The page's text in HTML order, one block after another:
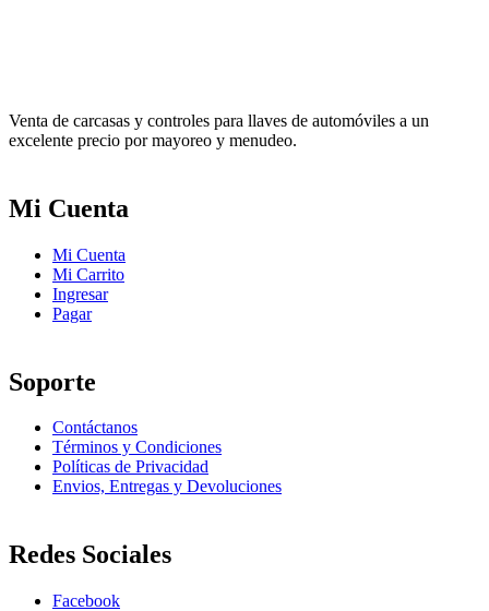
Venta de carcasas y controles para llaves de automóviles a un
excelente precio por mayoreo y menudeo.
Mi Cuenta
Mi Cuenta
Mi Carrito
Ingresar
Pagar
Soporte
Contáctanos
Términos y Condiciones
Políticas de Privacidad
Envios, Entregas y Devoluciones
Redes Sociales
Facebook